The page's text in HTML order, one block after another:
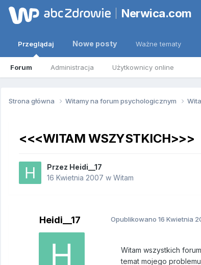
Nerwica.com
Przeglądaj
Forum Administracja Użytkownicy online
Nowe posty Ważne tematy
Strona główna Witamy na forum psychologicznym
<<<WITAM WSZYSTKICH>>>
Przez Heidi__17
16 Kwietnia 2007 w Witam
Heidi__17 Opublikowano 16 Kwietnia
Witam wszystkich
temat mojego